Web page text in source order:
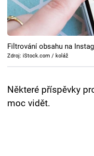
Cool Esport
Pořady
TV Program
Filtrování obsahu na
Zdroj: iStock.com / koláž
Některé příspěvky
moc vidět.